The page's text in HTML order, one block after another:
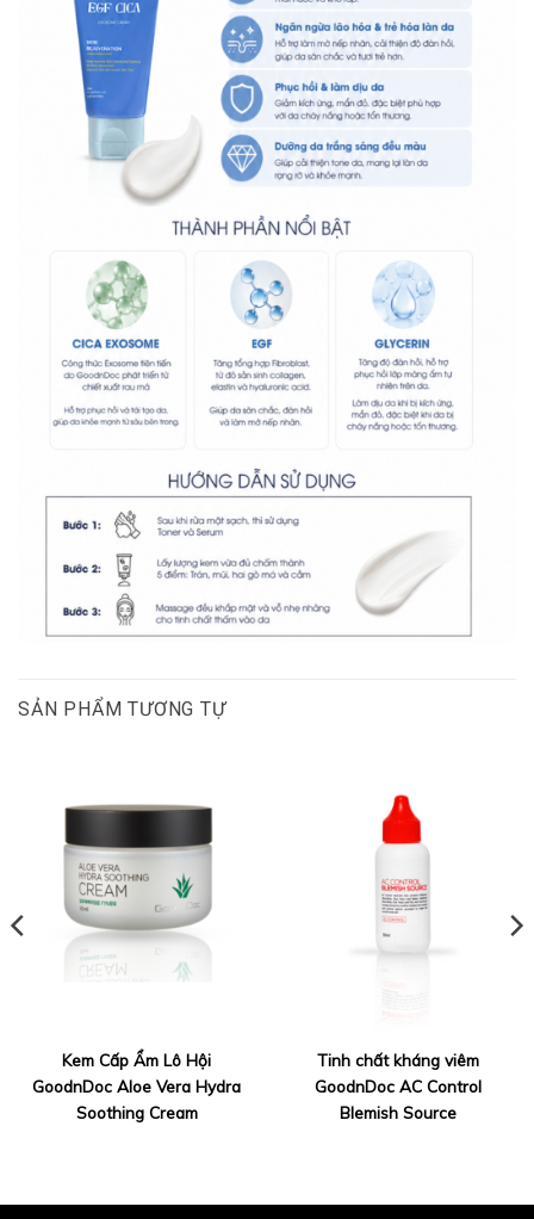
SẢN PHẨM TƯƠNG TỰ
Kem Cấp Ẩm Lô Hội
GoodnDoc Aloe Vera Hydra
Soothing Cream
Tinh chất kháng viêm
GoodnDoc AC Control
Blemish Source